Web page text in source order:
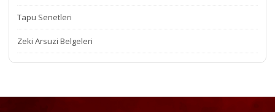
Tapu Senetleri
Zeki Arsuzi Belgeleri